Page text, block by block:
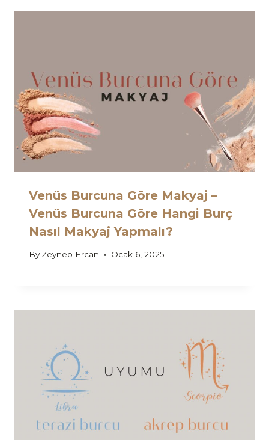
Venüs Burcuna Göre Makyaj –
Venüs Burcuna Göre Hangi Burç
Nasıl Makyaj Yapmalı?
By Zeynep Ercan Ocak 6, 2025